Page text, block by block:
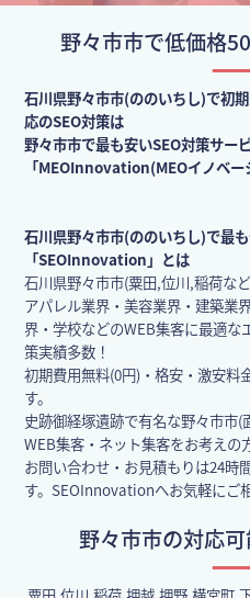
野々市市で低価格
石川県野々市市(ののいちし)で初
応のSEO対策は
野々市市で最も安いSEO対策サー
「MEOInnovation(MEOイノベー
石川県野々市市(ののいちし)で最
「SEOInnovation」とは
石川県野々市市(粟田,位川,稲荷な
アパレル業界・美容業界・建築業
界・学校などのWEB集客に最適な
策実績多数！
初期費用無料(0円)・格安・激安料
す。
史跡御経塚遺跡で有名な野々市市
WEB集客・ネット集客をお考えの
お問い合わせ・お見積もりは24時
す。SEOInnovationへお気軽にご
野々市市の対応